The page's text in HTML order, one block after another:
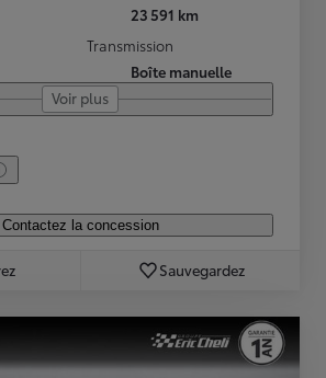
23 591 km
Transmission
Boîte manuelle
Voir plus
Contactez la concession
Sauvegardez